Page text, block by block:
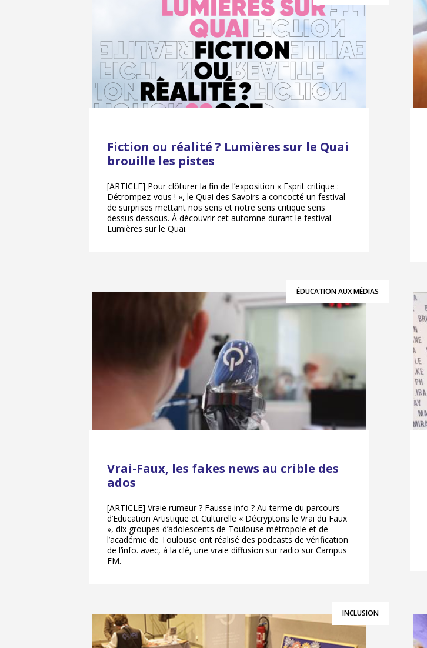
Fiction ou réalité ? Lumières sur le Quai
brouille les pistes
[ARTICLE] Pour clôturer la fin de l’exposition « Esprit critique :
Détrompez-vous ! », le Quai des Savoirs a concocté un festival
de surprises mettant nos sens et notre sens critique sens
dessus dessous. À découvrir cet automne durant le festival
Lumières sur le Quai.
ÉDUCATION AUX MÉDIAS
Vrai-Faux, les fakes news au crible des
ados
[ARTICLE] Vraie rumeur ? Fausse info ? Au terme du parcours
d’Education Artistique et Culturelle « Décryptons le Vrai du Faux
», dix groupes d’adolescents de Toulouse métropole et de
l’académie de Toulouse ont réalisé des podcasts de vérification
de l’info. avec, à la clé, une vraie diffusion sur radio sur Campus
FM.
INCLUSION